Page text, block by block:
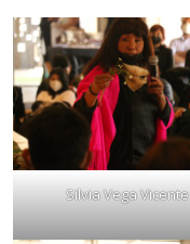
Silvia Vega Vicente